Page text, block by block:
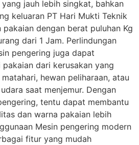
jauh lebih singkat, bahkan
keluaran PT Hari Mukti Teknik
dengan berat puluhan Kg
dari 1 Jam. Perlindungan
pengering juga dapat
dari kerusakan yang
hewan peliharaan, atau
saat menjemur. Dengan
tentu dapat membantu
dan warna pakaian lebih
Mesin pengering modern
fitur yang mudah